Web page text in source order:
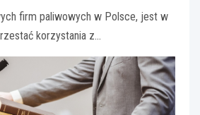
firm paliwowych w Polsce, jest w
korzystania z…